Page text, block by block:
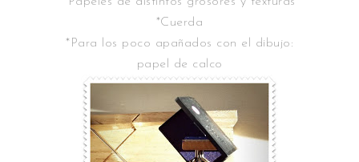
*Cuerda
*Para los poco apañados con el dibujo:
papel de calco